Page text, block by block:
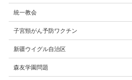
統一教会
子宮頸がん予防ワクチン
新疆ウイグル自治区
森友学園問題